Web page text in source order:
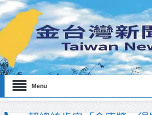
Menu